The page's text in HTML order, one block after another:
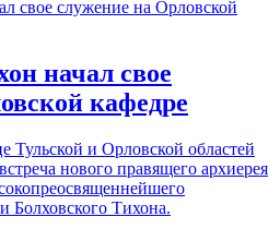
начал свое
кафедре
Тульской и Орловской областей
нового правящего архиерея
Болховского Тихона.